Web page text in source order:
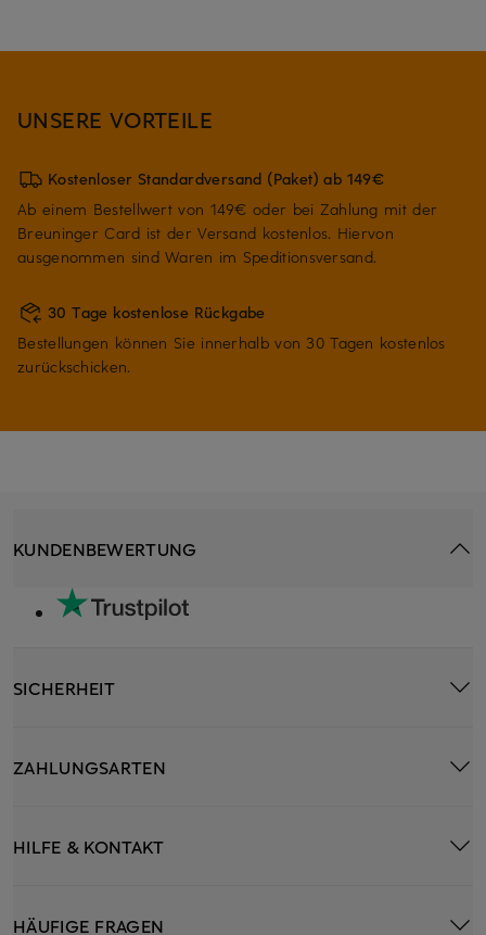
UNSERE VORTEILE
Kostenloser Standardversand (Paket) ab 149€
Ab einem Bestellwert von 149€ oder bei Zahlung mit der
Breuninger Card ist der Versand kostenlos. Hiervon
ausgenommen sind Waren im Speditionsversand.
30 Tage kostenlose Rückgabe
Bestellungen können Sie innerhalb von 30 Tagen kostenlos
zurückschicken.
HILFE & KONTAKT
HÄUFIGE FRAGEN
KUNDENBEWERTUNG
SICHERHEIT
ZAHLUNGSARTEN